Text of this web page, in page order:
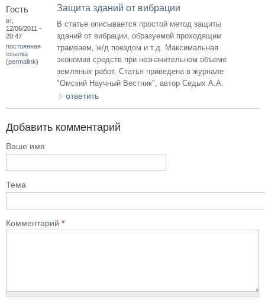
Гость
вт,
12/06/2011 -
20:47
постоянная
ссылка
(permalink)
Защита зданий от вибрации
В статье описывается простой метод защиты
зданий от вибрации, образуемой проходящим
трамваем, ж/д поездом и т.д. Максимальная
экономия средств при незначительном объеме
земляных работ. Статья приведена в журнале
"Омский Научный Вестник", автор Седых А.А.
ответить
Добавить комментарий
Ваше имя
Тема
Комментарий *